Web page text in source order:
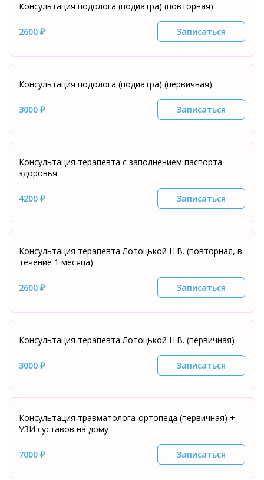
Консультация подолога (подиатра) (повторная)
2600 ₽ Записаться
Консультация подолога (подиатра) (первичная)
3000 ₽ Записаться
Консультация терапевта с заполнением паспорта
здоровья
4200 ₽ Записаться
Консультация терапевта Лотоцькой Н.В. (повторная, в
течение 1 месяца)
2600 ₽ Записаться
Консультация терапевта Лотоцькой Н.В. (первичная)
3000 ₽ Записаться
Консультация травматолога-ортопеда (первичная) +
УЗИ суставов на дому
7000 ₽ Записаться